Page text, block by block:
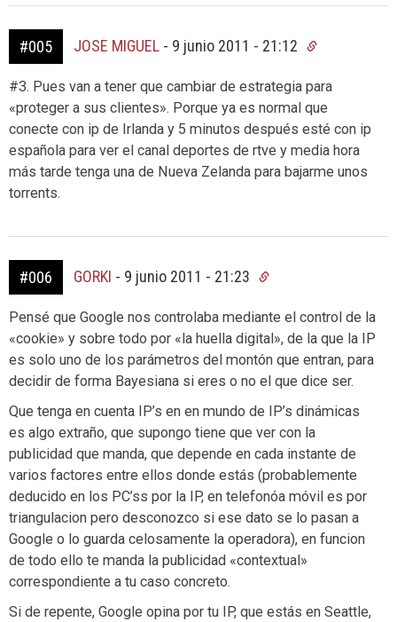
#005 JOSE MIGUEL - 9 junio 2011 - 21:12
#3. Pues van a tener que cambiar de estrategia para
«proteger a sus clientes». Porque ya es normal que
conecte con ip de Irlanda y 5 minutos después esté con ip
española para ver el canal deportes de rtve y media hora
más tarde tenga una de Nueva Zelanda para bajarme unos
torrents.
#006 GORKI - 9 junio 2011 - 21:23
Pensé que Google nos controlaba mediante el control de la
«cookie» y sobre todo por «la huella digital», de la que la IP
es solo uno de los parámetros del montón que entran, para
decidir de forma Bayesiana si eres o no el que dice ser.
Que tenga en cuenta IP’s en en mundo de IP’s dinámicas
es algo extraño, que supongo tiene que ver con la
publicidad que manda, que depende en cada instante de
varios factores entre ellos donde estás (probablemente
deducido en los PC’ss por la IP, en telefonóa móvil es por
triangulacion pero desconozco si ese dato se lo pasan a
Google o lo guarda celosamente la operadora), en funcion
de todo ello te manda la publicidad «contextual»
correspondiente a tu caso concreto.
Si de repente, Google opina por tu IP, que estás en Seattle,